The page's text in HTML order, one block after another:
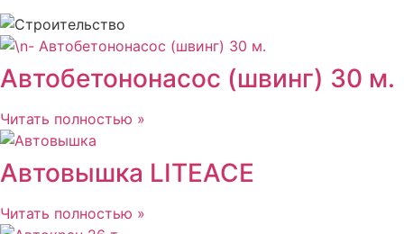
Автобетононасос (швинг) 30 м.
Читать полностью »
Автовышка LITEACE
Читать полностью »